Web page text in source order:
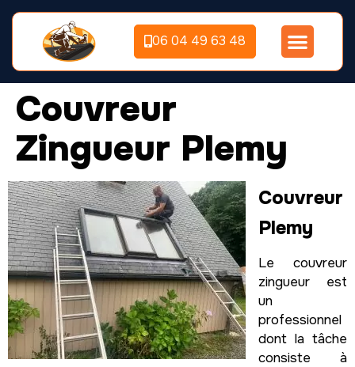
06 04 49 63 48
Couvreur
Zingueur Plemy
Couvreur
Plemy
Le couvreur
zingueur est
un
professionnel
dont la tâche
consiste à